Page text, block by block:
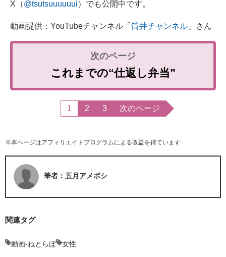
X（@tsutsuuuuuui）でも公開中です。
動画提供：YouTubeチャンネル「 筒井チャンネル 」さん
これまでの“仕返し弁当”
1 2 3 次のページ
※本ページはアフィリエイトプログラムによる収益を得ています
筆者：五月アメボシ
関連タグ
動画-ねとらぼ 女性